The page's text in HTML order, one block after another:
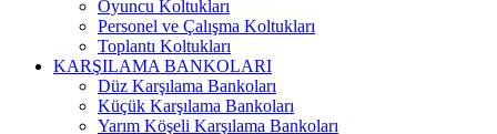
Oyuncu Koltukları
Personel ve Çalışma Koltukları
Toplantı Koltukları
KARŞILAMA BANKOLARI
Düz Karşılama Bankoları
Küçük Karşılama Bankoları
Yarım Köşeli Karşılama Bankoları